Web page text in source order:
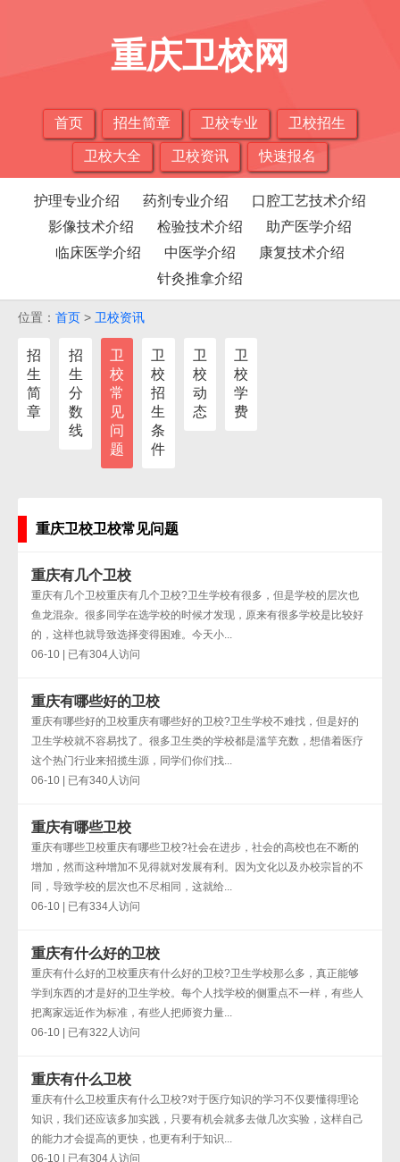
重庆卫校网
首页 招生简章 卫校专业 卫校招生
卫校大全 卫校资讯 快速报名
护理专业介绍 药剂专业介绍
口腔工艺技术介绍
影像技术介绍
检验技术介绍
助产医学介绍
临床医学介绍
中医学介绍
康复技术介绍
针灸推拿介绍
位置： 首页 > 卫校资讯
招
生
简
章
招
生
分
数
线
卫
校
常
见
问
题
卫
校
招
生
条
件
卫
校
动
态
卫
校
学
费
重庆卫校卫校常见问题
重庆有几个卫校
重庆有几个卫校重庆有几个卫校?卫生学校有很多，但是学校的层次也
鱼龙混杂。很多同学在选学校的时候才发现，原来有很多学校是比较好
的，这样也就导致选择变得困难。今天小...
06-10 | 已有304人访问
重庆有哪些好的卫校
重庆有哪些好的卫校重庆有哪些好的卫校?卫生学校不难找，但是好的
卫生学校就不容易找了。很多卫生类的学校都是滥竽充数，想借着医疗
这个热门行业来招揽生源，同学们你们找...
06-10 | 已有340人访问
重庆有哪些卫校
重庆有哪些卫校重庆有哪些卫校?社会在进步，社会的高校也在不断的
增加，然而这种增加不见得就对发展有利。因为文化以及办校宗旨的不
同，导致学校的层次也不尽相同，这就给...
06-10 | 已有334人访问
重庆有什么好的卫校
重庆有什么好的卫校重庆有什么好的卫校?卫生学校那么多，真正能够
学到东西的才是好的卫生学校。每个人找学校的侧重点不一样，有些人
把离家远近作为标准，有些人把师资力量...
06-10 | 已有322人访问
重庆有什么卫校
重庆有什么卫校重庆有什么卫校?对于医疗知识的学习不仅要懂得理论
知识，我们还应该多加实践，只要有机会就多去做几次实验，这样自己
的能力才会提高的更快，也更有利于知识...
06-10 | 已有304人访问